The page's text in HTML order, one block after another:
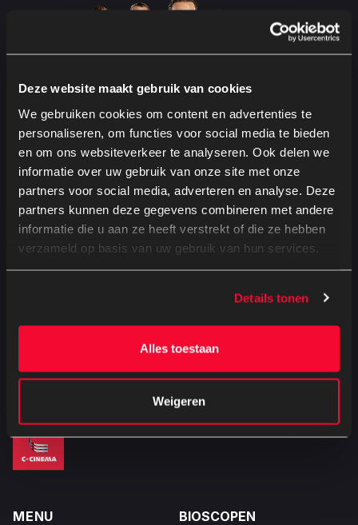
Deze website maakt gebruik van cookies
We gebruiken cookies om content en advertenties te
personaliseren, om functies voor social media te bieden
en om ons websiteverkeer te analyseren. Ook delen we
informatie over uw gebruik van onze site met onze
partners voor social media, adverteren en analyse. Deze
partners kunnen deze gegevens combineren met andere
informatie die u aan ze heeft verstrekt of die ze hebben
verzameld op basis van uw gebruik van hun services.
Details tonen
Alles toestaan
Weigeren
Altijd de beste films
Kinderfeestjes op maat
Veilig online je tickets bestellen
Schrijf je in voor de nieuwsbrief!
MENU BIOSCOPEN